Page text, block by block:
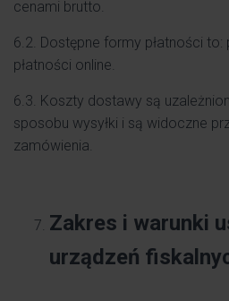
cenami brutto.
6.2. Dostępne formy płatności to:
płatności online.
6.3. Koszty dostawy są
sposobu wysyłki i są widoczne
zamówienia.
Zakres i warunki
urządzeń